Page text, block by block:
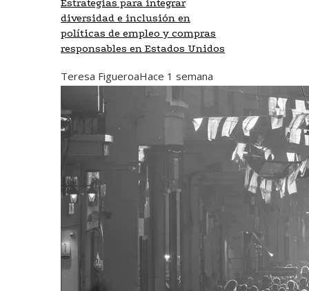
Estrategias para integrar
diversidad e inclusión en
políticas de empleo y compras
responsables en Estados Unidos
Teresa FigueroaHace 1 semana